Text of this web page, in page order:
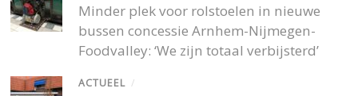
Minder plek voor rolstoelen in nieuwe
bussen concessie Arnhem-Nijmegen-
Foodvalley: ‘We zijn totaal verbijsterd’
ACTUEEL /